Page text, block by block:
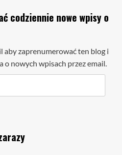
codziennie nowe wpisy o
aby zaprenumerować ten blog i
nowych wpisach przez email.